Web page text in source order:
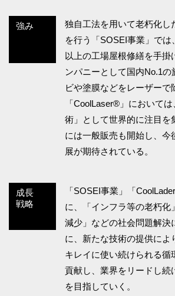
強み
独自工法を用いて老朽化し
を行う「SOSEI事業」では
以上の工場屋根修繕を手掛
ンパニーとして国内No.1
ビや塗膜などをレーザーで
「CoolLaser®」において
術」として世界的に注目を
には一般販売も開始し、今
展が期待されている。
成長
戦略
「SOSEI事業」「
に、「インフラ等の老朽化
減少」などの社会問題解決
に、新たな技術の提供によ
キレイに使い続けられる循
貢献し、業界をリードし続
を目指していく。